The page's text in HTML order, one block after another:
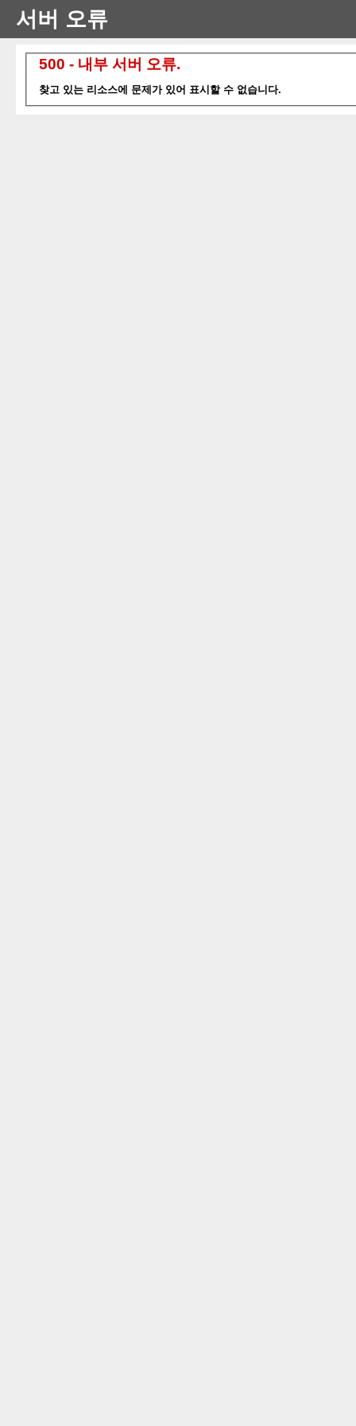
서버 오류
500 - 내부 서버 오류.
찾고 있는 리소스에 문제가 있어 표시할 수 없습니다.